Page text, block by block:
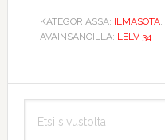
KATEGORIASSA: ILMASOTA,
AVAINSANOILLA: LELV 34
Ensisijainen
sivupalkki
sivustolta